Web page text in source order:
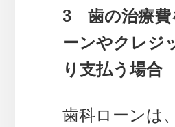
3 歯の治療費
ーンやクレジ
り支払う場合
歯科ローンは